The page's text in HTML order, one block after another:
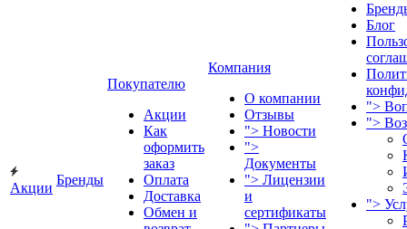
Акции
Бренды
Покупателю
Акции
Как
оформить
заказ
Оплата
Доставка
Обмен и
Компания
О компании
Отзывы
"> Новости
">
Документы
"> Лицензии
и
сертификаты
Блог
">
">
">